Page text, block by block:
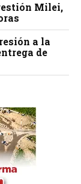
Milei,
a la
de